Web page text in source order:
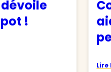
dévoile
!